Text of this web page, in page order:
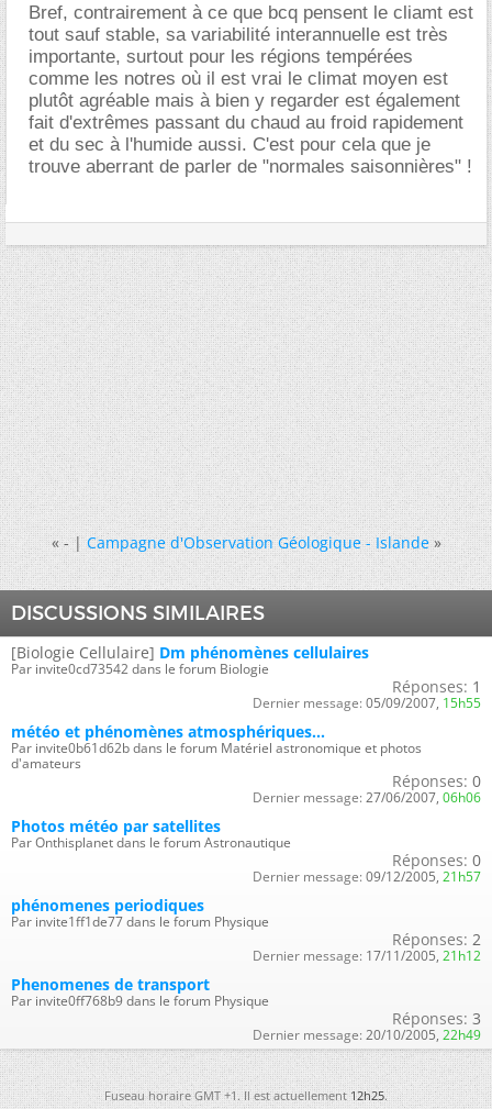
Bref, contrairement à ce que bcq pensent le cliamt est
tout sauf stable, sa variabilité interannuelle est très
importante, surtout pour les régions tempérées
comme les notres où il est vrai le climat moyen est
plutôt agréable mais à bien y regarder est également
fait d'extrêmes passant du chaud au froid rapidement
et du sec à l'humide aussi. C'est pour cela que je
trouve aberrant de parler de "normales saisonnières" !
«- |Campagne d'Observation Géologique - Islande »
DISCUSSIONS SIMILAIRES
[Biologie Cellulaire] Dm phénomènes cellulaires
Par invite0cd73542 dans le forum Biologie
Réponses: 1
Dernier message: 05/09/2007, 15h55
météo et phénomènes atmosphériques...
Par invite0b61d62b dans le forum Matériel astronomique et photos
d'amateurs
Réponses: 0
Dernier message: 27/06/2007, 06h06
Photos météo par satellites
Par Onthisplanet dans le forum Astronautique
Réponses: 0
Dernier message: 09/12/2005, 21h57
phénomenes periodiques
Par invite1ff1de77 dans le forum Physique
Réponses: 2
Dernier message: 17/11/2005, 21h12
Phenomenes de transport
Par invite0ff768b9 dans le forum Physique
Réponses: 3
Dernier message: 20/10/2005, 22h49
Fuseau horaire GMT +1. Il est actuellement12h25.